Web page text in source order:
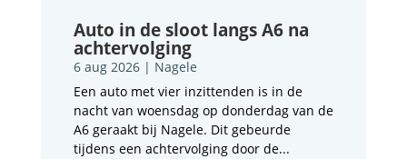
Auto in de sloot langs A6 na
achtervolging
6 aug 2026| Nagele
Een auto met vier inzittenden is in de
nacht van woensdag op donderdag van de
A6 geraakt bij Nagele. Dit gebeurde
tijdens een achtervolging door de...